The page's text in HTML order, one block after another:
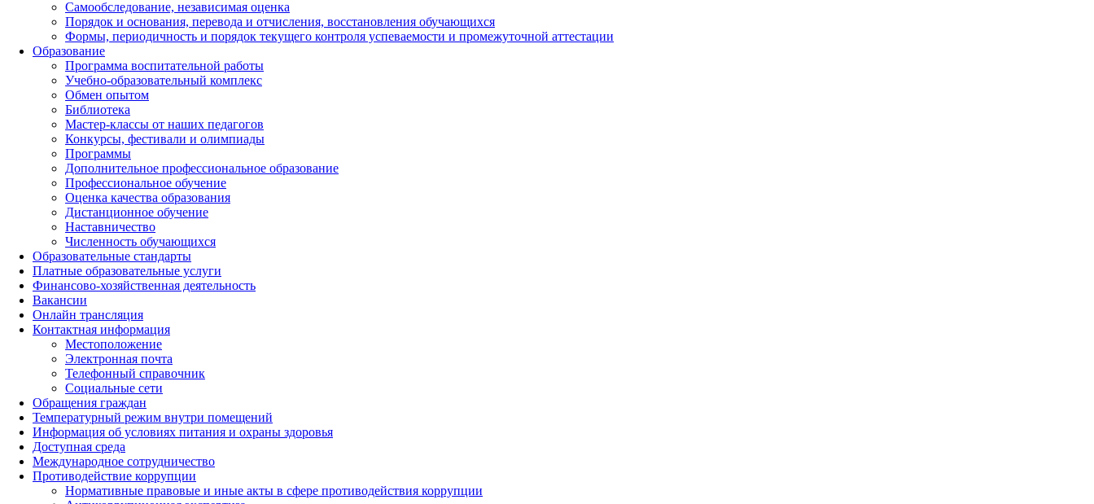
Самообследование, независимая оценка
Порядок и основания, перевода и отчисления, восстановления обучающихся
Формы, периодичность и порядок текущего контроля успеваемости и промежуточной аттестации
Образование
Программа воспитательной работы
Учебно-образовательный комплекс
Обмен опытом
Библиотека
Мастер-классы от наших педагогов
Конкурсы, фестивали и олимпиады
Программы
Дополнительное профессиональное образование
Профессиональное обучение
Оценка качества образования
Дистанционное обучение
Наставничество
Численность обучающихся
Образовательные стандарты
Платные образовательные услуги
Финансово-хозяйственная деятельность
Вакансии
Онлайн трансляция
Контактная информация
Местоположение
Электронная почта
Телефонный справочник
Социальные сети
Обращения граждан
Температурный режим внутри помещений
Информация об условиях питания и охраны здоровья
Доступная среда
Международное сотрудничество
Противодействие коррупции
Нормативные правовые и иные акты в сфере противодействия коррупции